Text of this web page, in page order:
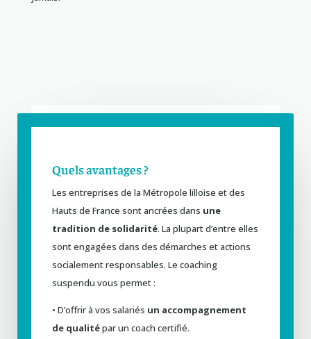
Quels avantages ?
Les entreprises de la Métropole lilloise et des
Hauts de France sont ancrées dans une
tradition de solidarité. La plupart d’entre elles
sont engagées dans des démarches et actions
socialement responsables. Le coaching
suspendu vous permet :
• D’offrir à vos salariés un accompagnement
de qualitépar un coach certifié.